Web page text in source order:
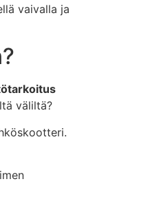
vaivalla ja
väliltä?